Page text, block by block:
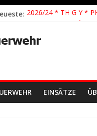
2026/21 Löschhilfe *
2026/24 * TH G Y *
2026/22 TH Y * VU *
EINSÄTZE